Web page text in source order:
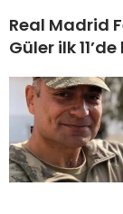
Real Madrid
Güler ilk